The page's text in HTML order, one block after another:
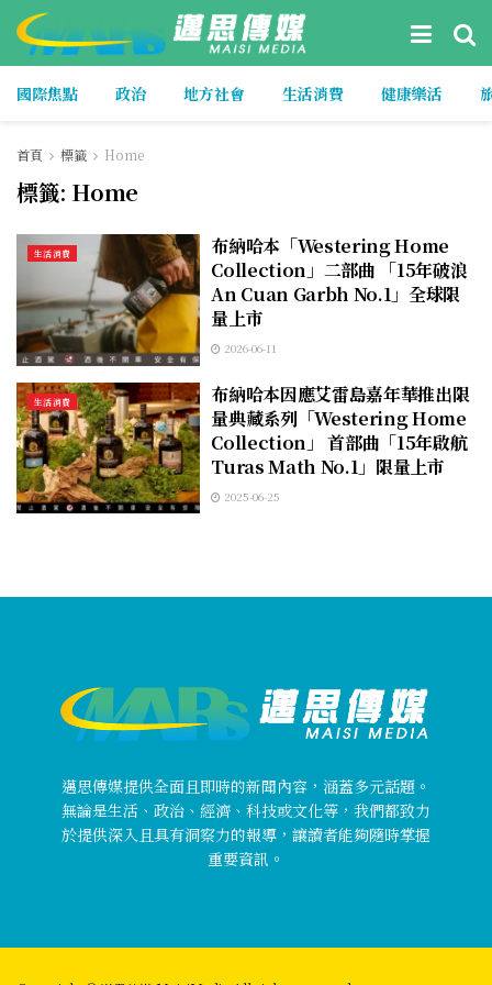
國際焦點 政治 地方社會 生活消費 健康樂活
首頁 標籤 Home
標籤: Home
生活消費
布納哈本「Westering Home
Collection」二部曲 「15年破浪
An Cuan Garbh No.1」全球限
量上市
2026-06-11
生活消費
布納哈本因應艾雷島嘉年華推出限
量典藏系列「Westering Home
Collection」 首部曲「15年啟航
Turas Math No.1」限量上市
2025-06-25
邁思傳媒提供全面且即時的新聞內容，涵蓋多元話題。
無論是生活、政治、經濟、科技或文化等，我們都致力
於提供深入且具有洞察力的報導，讓讀者能夠隨時掌握
重要資訊。